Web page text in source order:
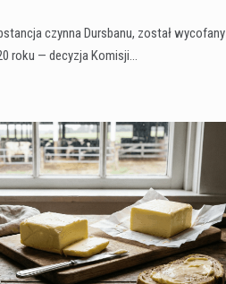
czynna Dursbanu, został wycofany
roku — decyzja Komisji…